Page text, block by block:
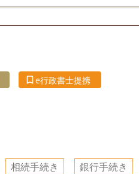
e行政書士提携
相続手続き
銀行手続き